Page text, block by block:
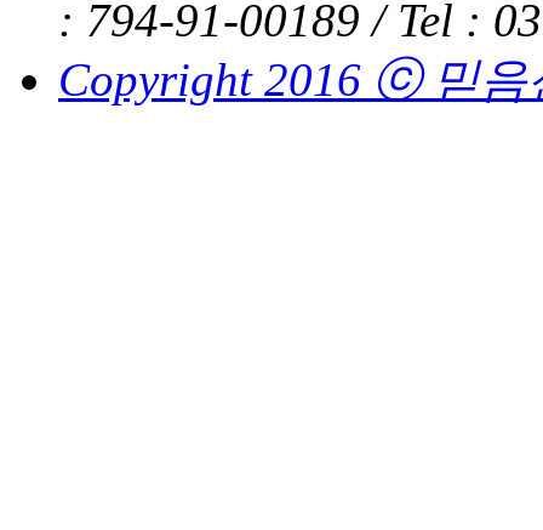
: 794-91-00189 / Tel :
Copyright 2016 ⓒ 믿음